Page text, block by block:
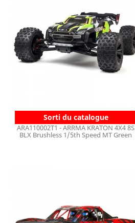
Sorti du catalogue
ARA110002T1 - ARRMA KRATON 4X4 8S
BLX Brushless 1/5th Speed MT Green